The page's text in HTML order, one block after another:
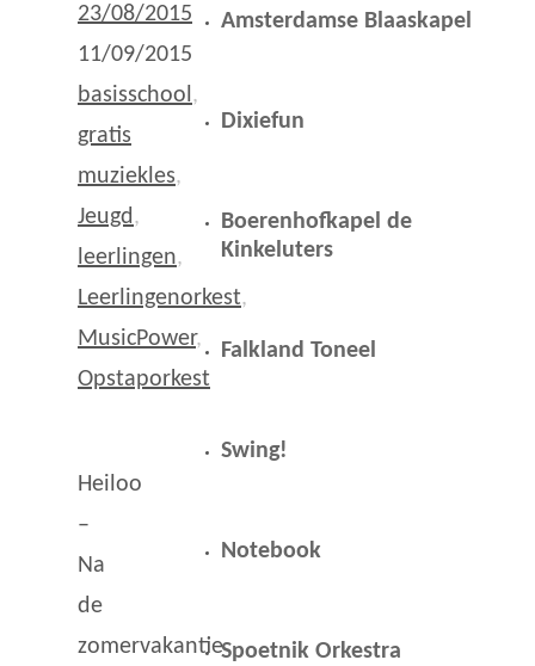
23/08/2015
11/09/2015
basisschool ,
gratis
muziekles,
Jeugd ,
leerlingen,
Leerlingenorkest,
MusicPower,
Opstaporkest
Heiloo
–
Na
de
zomervakantie
Amsterdamse Blaaskapel
Dixiefun
Boerenhofkapel de
Kinkeluters
Falkland Toneel
Swing!
Notebook
Spoetnik Orkestra